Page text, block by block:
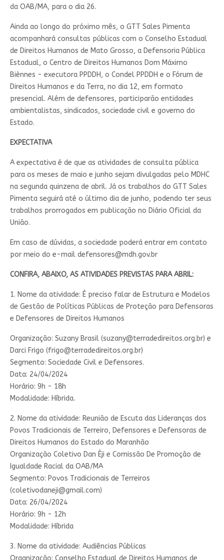
da OAB/MA, para o dia 26.
Ainda ao longo do próximo mês, o GTT Sales Pimenta
acompanhará consultas públicas com o Conselho Estadual
de Direitos Humanos de Mato Grosso, a Defensoria Pública
Estadual, o Centro de Direitos Humanos Dom Máximo
Biènnes - executora PPDDH, o Condel PPDDH e o Fórum de
Direitos Humanos e da Terra, no dia 12, em formato
presencial. Além de defensores, participarão entidades
ambientalistas, sindicados, sociedade civil e governo do
Estado.
EXPECTATIVA
A expectativa é de que as atividades de consulta pública
para os meses de maio e junho sejam divulgadas pelo MDHC
na segunda quinzena de abril. Já os trabalhos do GTT Sales
Pimenta seguirá até o último dia de junho, podendo ter seus
trabalhos prorrogados em publicação no Diário Oficial da
União.
Em caso de dúvidas, a sociedade poderá entrar em contato
por meio do e-mail defensores@mdh.gov.br
CONFIRA, ABAIXO, AS ATIVIDADES PREVISTAS PARA ABRIL:
1. Nome da atividade: É preciso falar de Estrutura e Modelos
de Gestão de Políticas Públicas de Proteção para Defensoras
e Defensores de Direitos Humanos
Organização: Suzany Brasil (suzany@terradedireitos.org.br) e
Darci Frigo (frigo@terradedireitos.org.br)
Segmento: Sociedade Civil e Defensores.
Data: 24/04/2024
Horário: 9h - 18h
Modalidade: Híbrida.
2. Nome da atividade: Reunião de Escuta das Lideranças dos
Povos Tradicionais de Terreiro, Defensores e Defensoras de
Direitos Humanos do Estado do Maranhão
Organização Coletivo Dan Èji e Comissão De Promoção de
Igualdade Racial da OAB/MA
Segmento: Povos Tradicionais de Terreiros
(coletivodaneji@gmail.com)
Data: 26/04/2024
Horário: 9h - 12h
Modalidade: Híbrida
3. Nome da atividade: Audiências Públicas
Organização: Conselho Estadual de Direitos Humanos de